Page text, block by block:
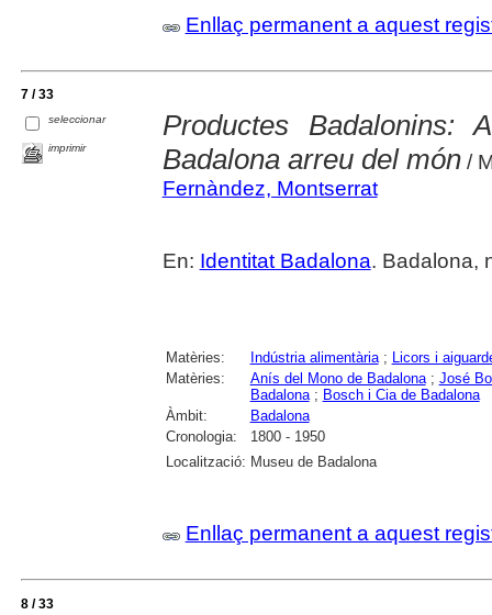
Enllaç permanent a aquest
7 / 33
seleccionar
imprimir
Productes
Badalona arreu del món/
Fernàndez, Montserrat
En: Identitat Badalona. Badalona,
Matèries: Indústria alimentària; Licors i
Matèries:
Anís del Mono de Badalona; José
Badalona; Bosch i Cia de Badalona
Àmbit:
Badalona
Cronologia:
1800 - 1950
Localització: Museu de Badalona
Enllaç permanent a aquest
8 / 33